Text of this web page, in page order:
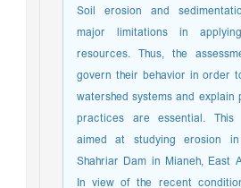
Soil erosion and
major limitations in
resources. Thus, the
govern their behavior in order
watershed systems and
practices are essential.
aimed at studying erosion
Shahriar Dam in Mianeh, East
In view of the recent